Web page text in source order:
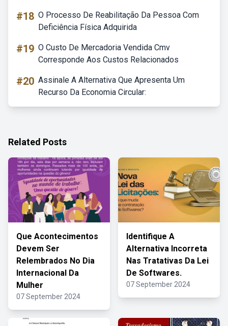
#18 O Processo De Reabilitação Da Pessoa Com
Deficiência Física Adquirida
#19 O Custo De Mercadoria Vendida Cmv
Corresponde Aos Custos Relacionados
#20 Assinale A Alternativa Que Apresenta Um
Recurso Da Economia Circular:
Related Posts
Que Acontecimentos
Devem Ser
Relembrados No Dia
Internacional Da
Mulher
07 September 2024
Identifique A
Alternativa Incorreta
Nas Tratativas Da Lei
De Softwares.
07 September 2024